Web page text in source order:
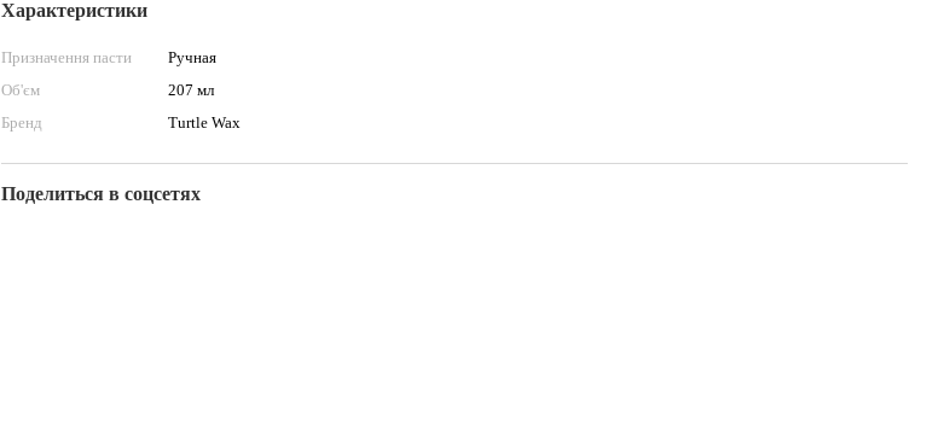
Характеристики
Призначення пасти
Ручная
Об'єм
207 мл
Бренд
Turtle Wax
Поделиться в соцсетях